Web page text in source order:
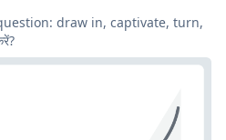
draw in, captivate, turn,